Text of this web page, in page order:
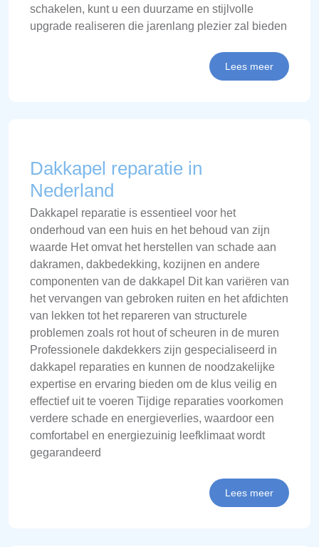
schakelen, kunt u een duurzame en stijlvolle
upgrade realiseren die jarenlang plezier zal bieden
Lees meer
Dakkapel reparatie in
Nederland
Dakkapel reparatie is essentieel voor het
onderhoud van een huis en het behoud van zijn
waarde Het omvat het herstellen van schade aan
dakramen, dakbedekking, kozijnen en andere
componenten van de dakkapel Dit kan variëren van
het vervangen van gebroken ruiten en het afdichten
van lekken tot het repareren van structurele
problemen zoals rot hout of scheuren in de muren
Professionele dakdekkers zijn gespecialiseerd in
dakkapel reparaties en kunnen de noodzakelijke
expertise en ervaring bieden om de klus veilig en
effectief uit te voeren Tijdige reparaties voorkomen
verdere schade en energieverlies, waardoor een
comfortabel en energiezuinig leefklimaat wordt
gegarandeerd
Lees meer